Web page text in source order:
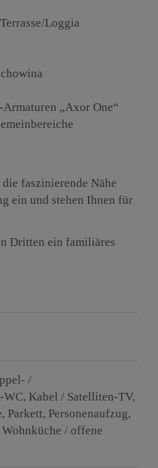
Loggia
„Axor One“
faszinierende Nähe
ein und stehen Ihnen für
Dritten ein familiäres
/
WC Kabel / Satelliten-TV
Parkett Personenaufzug
Wohnküche / offene